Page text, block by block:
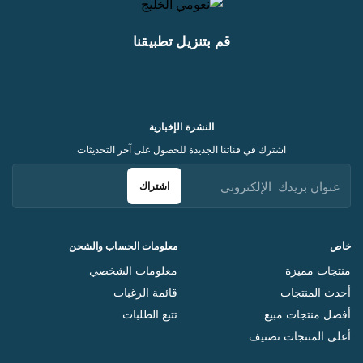
قم بتنزيل تطبيقنا
خاص
منتجات مميزة
أحدث المنتجات
أفضل منتجات مبيع
أعلى المنتجات تصنيف
معلومات الحساب والشحن
معلومات الشخصي
قائمة الرغبات
تتبع الطلبات
النشرة الإخبارية
اشترك في قناتنا الجديدة للحصول على آخر التحديثات
اشتراك